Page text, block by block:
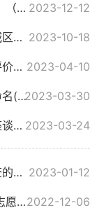
《封丘县烟草制品零售点合理布局规划》 （征求意见稿） 公告 2023-12-12
【已征集】关于有奖征集封丘县天然渠城区段生态廊道名称的公告 2023-10-18
封丘县生活垃圾焚烧发电项目环境影响评价公众参与座谈会会议纪要公示 2023-04-10
【已征集】关于公开征求《封丘县道路命名(更名)及调整道路起止点方案（征询意见稿 ）》 意见和建议的公告2023-03-30
封丘县生活垃圾焚烧发电项目公众参与座谈会信息公示 2023-03-24
关于开展数字乡村建设情况网络问卷调查的公告 2023-01-12
封丘县“关爱你我他（她）·温暖千万家” 志愿服务倡议书2022-12-06